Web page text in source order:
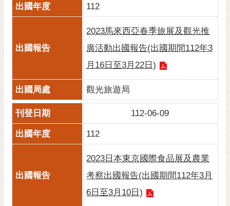
112
2023馬來西亞春季旅展及觀光推
廣活動出國報告(出國期間112年3
月16日至3月22日)
觀光旅遊局
112-06-09
112
2023日本東京國際食品展及農業
考察出國報告(出國期間112年3月
6日至3月10日)